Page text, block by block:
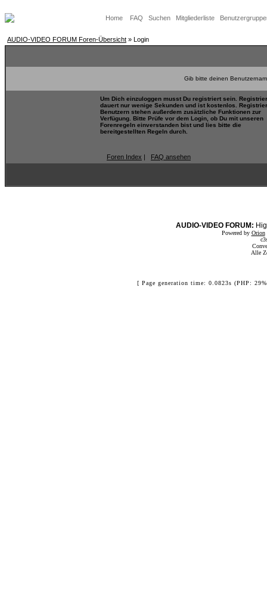
Home FAQ Suchen Mitgliederliste
AUDIO-VIDEO FORUM Foren-Übersicht » Login
Gib bitte deinen
Um Dich einzuloggen musst Du registriert sein.
dauert nur wenige Sekunden und ist kostenlos.
Benutzern stehen außerdem zusätzliche Funktionen zur
Verfügung. Bitte Prüfe vor dem Login, ob Du mit unseren
Forenregeln einverstanden bist und lies bitte die
bereitgestellten Regeln durch.
Foren Index | FAQ ansehen
AUDIO-VIDEO FORUM:
Powered by Orion
Alle
[ Page generation time: 0.0823s (PHP: